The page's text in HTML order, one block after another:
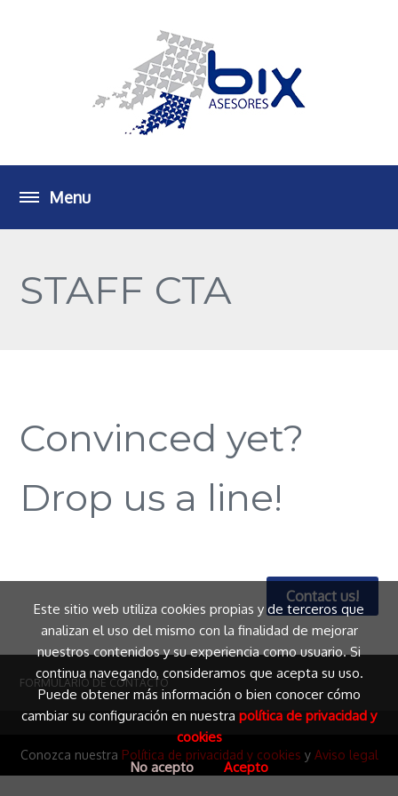
Este sitio web utiliza cookies propias y de terceros que
analizan el uso del mismo con la finalidad de mejorar
nuestros contenidos y su experiencia como usuario. Si
continua navegando, consideramos que acepta su uso.
Puede obtener más información o bien conocer cómo
cambiar su configuración en nuestra política de privacidad y
cookies
No acepto
Acepto
STAFF CTA
Convinced yet?
Drop us a line!
Contact us!
FORMULARIO DE CONTACTO
Conozca nuestra Política de privacidad y cookies y Aviso legal